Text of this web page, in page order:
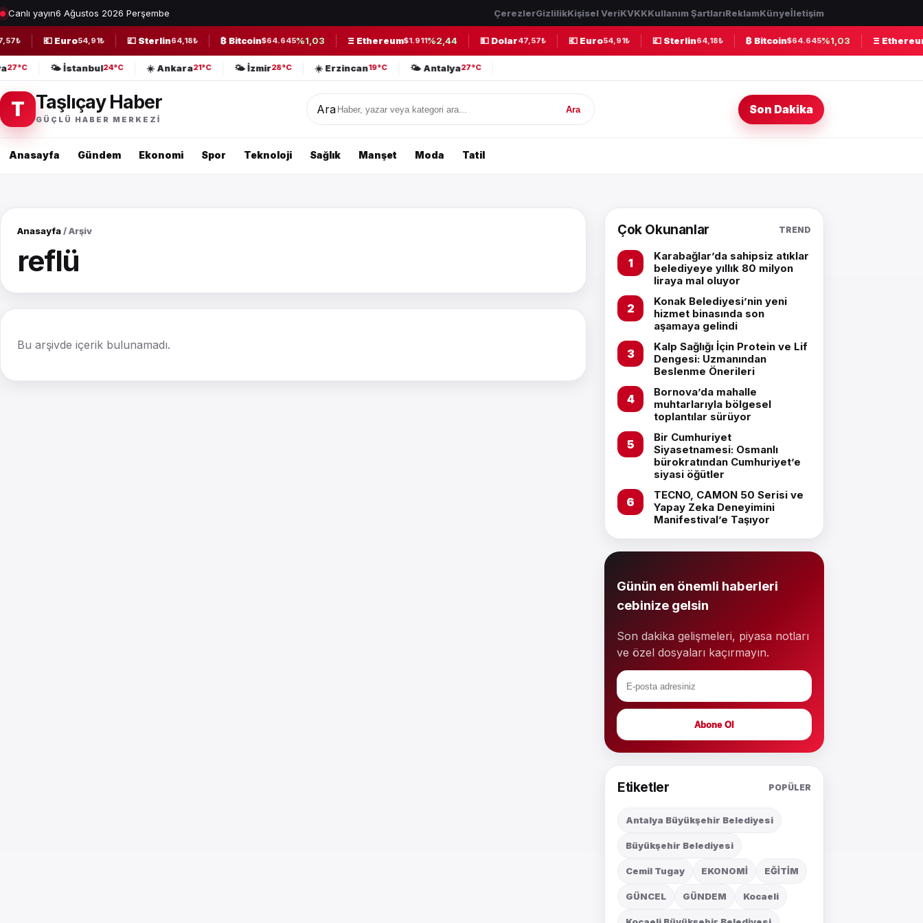
Canlı yayın6 Ağustos 2026 Perşembe ÇerezlerGizlilikKişisel VeriKVKKKullanım ŞartlarıReklamKünyeİletişim
💶 Euro54,91₺ 💷 Sterlin64,18₺ ₿ Bitcoin$64.645%1,03 Ξ Ethereum$1.911%2,44 💵 Dolar47,57₺ 💶 Euro54,91₺ 💷 Sterlin64,18₺ ₿ Bitcoin$64.645%1,03 Ξ
27°C 🌤️ İstanbul24°C ☀️ Ankara21°C 🌤️ İzmir28°C ☀️ Erzincan19°C 🌤️ Antalya27°C
T Taşlıçay Haber
GÜÇLÜ HABER MERKEZI
Ara Ara Son Dakika
Anasayfa Gündem Ekonomi Spor Teknoloji Sağlık Manşet Moda Tatil
Anasayfa/ Arşiv
reflü
Bu arşivde içerik bulunamadı.
Çok Okunanlar TREND
Karabağlar’da sahipsiz atıklar
belediyeye yıllık 80 milyon
liraya mal oluyor
Konak Belediyesi’nin yeni
hizmet binasında son
aşamaya gelindi
Kalp Sağlığı İçin Protein ve Lif
Dengesi: Uzmanından
Beslenme Önerileri
Bornova’da mahalle
muhtarlarıyla bölgesel
toplantılar sürüyor
Bir Cumhuriyet
Siyasetnamesi: Osmanlı
bürokratından Cumhuriyet’e
siyasi öğütler
TECNO, CAMON 50 Serisi ve
Yapay Zeka Deneyimini
Manifestival’e Taşıyor
Günün en önemli haberleri
cebinize gelsin
Son dakika gelişmeleri, piyasa notları
ve özel dosyaları kaçırmayın.
Abone Ol
Etiketler POPÜLER
Antalya Büyükşehir Belediyesi
Büyükşehir Belediyesi
Cemil Tugay EKONOMİ EĞİTİM
GÜNCEL GÜNDEM Kocaeli